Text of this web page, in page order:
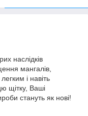
наслідків
мангалів,
і навіть
щітку, Ваші
стануть як нові!